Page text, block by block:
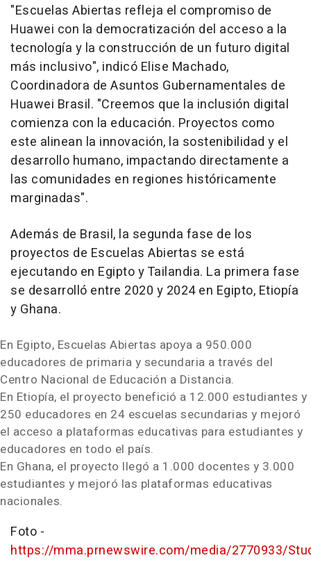
"Escuelas Abiertas refleja el compromiso de
Huawei con la democratización del acceso a la
tecnología y la construcción de un futuro digital
más inclusivo", indicó Elise Machado,
Coordinadora de Asuntos Gubernamentales de
Huawei Brasil. "Creemos que la inclusión digital
comienza con la educación. Proyectos como
este alinean la innovación, la sostenibilidad y el
desarrollo humano, impactando directamente a
las comunidades en regiones históricamente
marginadas".
Además de Brasil, la segunda fase de los
proyectos de Escuelas Abiertas se está
ejecutando en Egipto y Tailandia. La primera fase
se desarrolló entre 2020 y 2024 en Egipto, Etiopía
y Ghana.
En Egipto, Escuelas Abiertas apoya a 950.000
educadores de primaria y secundaria a través del
Centro Nacional de Educación a Distancia.
En Etiopía, el proyecto benefició a 12.000 estudiantes y
250 educadores en 24 escuelas secundarias y mejoró
el acceso a plataformas educativas para estudiantes y
educadores en todo el país.
En Ghana, el proyecto llegó a 1.000 docentes y 3.000
estudiantes y mejoró las plataformas educativas
nacionales.
Foto -
https://mma.prnewswire.com/media/2770933/